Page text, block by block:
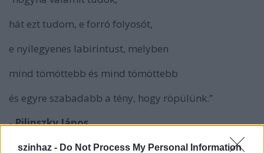
szinhaz - Do Not Process My Personal Information
hát ezt tudom, e forró folyosót,
e nyílegyenes labirintust, melyben
mind tömöttebb és mind tömöttebb
és egyre szabadabb a tény, hogy röpülünk.”
-Pilinszky János